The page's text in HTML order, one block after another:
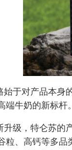
于对产品本身
端牛奶的新标杆
级，特仑苏的
粒、高钙等多